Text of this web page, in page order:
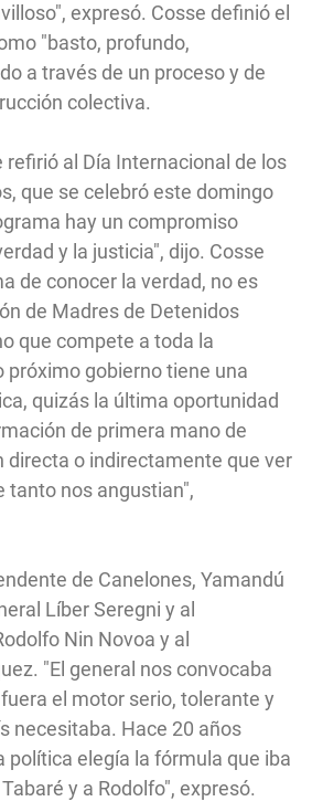
expresó. Cosse definió el
"basto, profundo,
a través de un proceso y de
colectiva.
refirió al Día Internacional de los
que se celebró este domingo
hay un compromiso
y la justicia", dijo. Cosse
de conocer la verdad, no es
de Madres de Detenidos
que compete a toda la
próximo gobierno tiene una
quizás la última oportunidad
de primera mano de
directa o indirectamente que ver
tanto nos angustian",
de Canelones, Yamandú
Líber Seregni y al
Nin Novoa y al
"El general nos convocaba
el motor serio, tolerante y
necesitaba. Hace 20 años
política elegía la fórmula que iba
y a Rodolfo", expresó.